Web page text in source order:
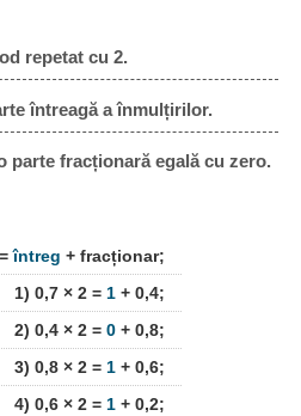
repetat cu 2.
întreagă a înmulțirilor.
parte fracționară egală cu zero.
întreg + fracționar;
1) 0,7 × 2 = 1 + 0,4;
2) 0,4 × 2 = 0 + 0,8;
3) 0,8 × 2 = 1 + 0,6;
4) 0,6 × 2 = 1 + 0,2;